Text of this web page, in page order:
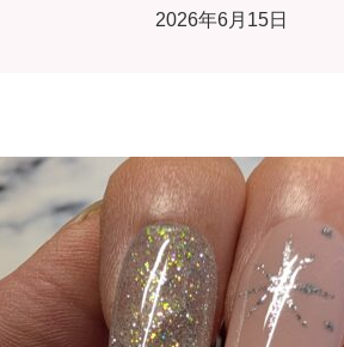
2026年6月15日